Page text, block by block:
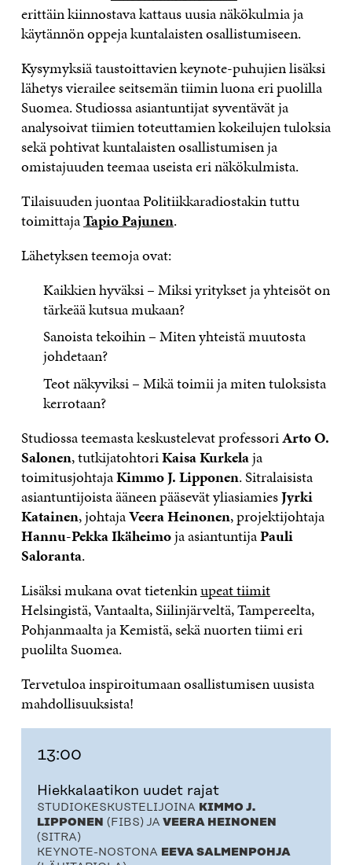
erittäin kiinnostava kattaus uusia näkökulmia ja
käytännön oppeja kuntalaisten osallistumiseen.
Kysymyksiä taustoittavien keynote-puhujien lisäksi
lähetys vierailee seitsemän tiimin luona eri puolilla
Suomea. Studiossa asiantuntijat syventävät ja
analysoivat tiimien toteuttamien kokeilujen tuloksia
sekä pohtivat kuntalaisten osallistumisen ja
omistajuuden teemaa useista eri näkökulmista.
Tilaisuuden juontaa Politiikkaradiostakin tuttu
toimittajaTapio Pajunen.
Lähetyksen teemoja ovat:
Kaikkien hyväksi – Miksi yritykset ja yhteisöt on
tärkeää kutsua mukaan?
Sanoista tekoihin – Miten yhteistä muutosta
johdetaan?
Teot näkyviksi – Mikä toimii ja miten tuloksista
kerrotaan?
Studiossa teemasta keskustelevat professoriArto O.
Salonen, tutkijatohtoriKaisa Kurkelaja
toimitusjohtajaKimmo J. Lipponen. Sitralaisista
asiantuntijoista ääneen pääsevät yliasiamiesJyrki
Katainen, johtajaVeera Heinonen, projektijohtaja
Hannu-Pekka Ikäheimoja asiantuntijaPauli
Saloranta.
Lisäksi mukana ovat tietenkinupeat tiimit
Helsingistä, Vantaalta, Siilinjärveltä, Tampereelta,
Pohjanmaalta ja Kemistä, sekä nuorten tiimi eri
puolilta Suomea.
Tervetuloa inspiroitumaan osallistumisen uusista
mahdollisuuksista!
13:00
Hiekkalaatikon uudet rajat
STUDIOKESKUSTELIJOINA KIMMO J.
LIPPONEN (FIBS)JA VEERA HEINONEN
(SITRA)
KEYNOTE-NOSTONA EEVA SALMENPOHJA